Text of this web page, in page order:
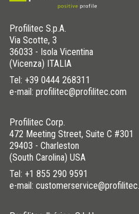
Profilitec S.p.A.
Via Scotte, 3
36033 - Isola Vicentina
(Vicenza) ITALIA
Tel: +39 0444 268311
e-mail: profilitec@profilitec.com
Profilitec Corp.
472 Meeting Street, Suite C #301
29403 - Charleston
(South Carolina) USA
Tel: +1 855 290 9591
e-mail: